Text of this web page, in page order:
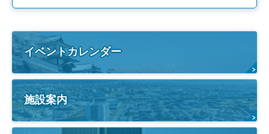
イベントカレンダー
施設案内